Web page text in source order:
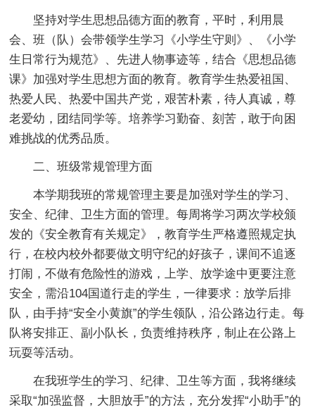
坚持对学生思想品德方面的教育，平时，利用晨
会、班（队）会带领学生学习《小学生守则》、《小学
生日常行为规范》、先进人物事迹等，结合《思想品德
课》加强对学生思想方面的教育。教育学生热爱祖国、
热爱人民、热爱中国共产党，艰苦朴素，待人真诚，尊
老爱幼，团结同学等。培养学习勤奋、刻苦，敢于向困
难挑战的优秀品质。
二、班级常规管理方面
本学期我班的常规管理主要是加强对学生的学习、
安全、纪律、卫生方面的管理。每周将学习两次学校颁
发的《安全教育有关规定》，教育学生严格遵照规定执
行，在校内校外都要做文明守纪的好孩子，课间不追逐
打闹，不做有危险性的游戏，上学、放学途中更要注意
安全，需沿104国道行走的学生，一律要求：放学后排
队，由手持“安全小黄旗”的学生领队，沿公路边行走。每
队将安排正、副小队长，负责维持秩序，制止在公路上
玩耍等活动。
在我班学生的学习、纪律、卫生等方面，我将继续
采取“加强监督，大胆放手”的方法，充分发挥“小助手”的